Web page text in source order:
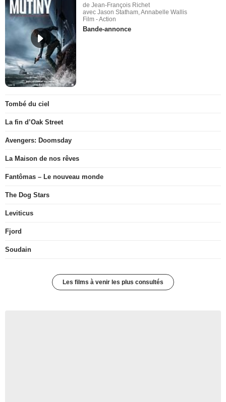
de Jean-François Richet
avec Jason Statham, Annabelle Wallis
Film - Action
Bande-annonce
Tombé du ciel
La fin d’Oak Street
Avengers: Doomsday
La Maison de nos rêves
Fantômas – Le nouveau monde
The Dog Stars
Leviticus
Fjord
Soudain
Les films à venir les plus consultés